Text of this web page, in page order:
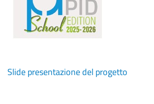
Slide presentazione del progetto